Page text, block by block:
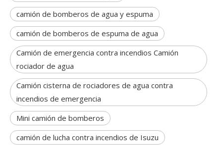
camión de bomberos de agua y espuma
camión de bomberos de espuma de agua
Camión de emergencia contra incendios Camión
rociador de agua
Camión cisterna de rociadores de agua contra
incendios de emergencia
Mini camión de bomberos
camión de lucha contra incendios de Isuzu